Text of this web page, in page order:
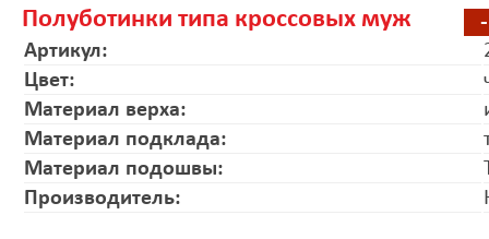
Полуботинки типа кроссовых муж
Артикул:
Цвет:
Материал верха:
Материал подклада:
Материал подошвы:
Производитель: